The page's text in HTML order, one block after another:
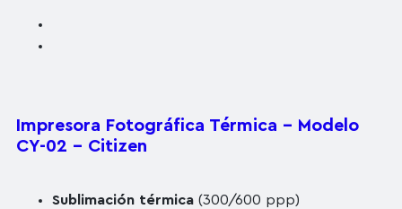
Impresora Fotográfica Térmica – Modelo
CY-02 – Citizen
Sublimación térmica (300/600 ppp)